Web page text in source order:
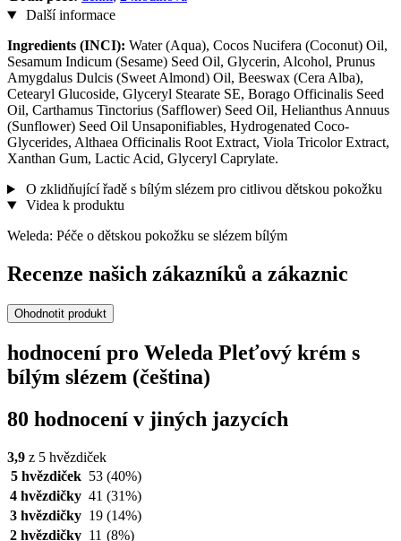
Další informace
Ingredients (INCI): Water (Aqua), Cocos Nucifera (Coconut) Oil,
Sesamum Indicum (Sesame) Seed Oil, Glycerin, Alcohol, Prunus
Amygdalus Dulcis (Sweet Almond) Oil, Beeswax (Cera Alba),
Cetearyl Glucoside, Glyceryl Stearate SE, Borago Officinalis Seed
Oil, Carthamus Tinctorius (Safflower) Seed Oil, Helianthus Annuus
(Sunflower) Seed Oil Unsaponifiables, Hydrogenated Coco-
Glycerides, Althaea Officinalis Root Extract, Viola Tricolor Extract,
Xanthan Gum, Lactic Acid, Glyceryl Caprylate.
O zklidňující řadě s bílým slézem pro citlivou dětskou pokožku
Videa k produktu
Weleda: Péče o dětskou pokožku se slézem bílým
Recenze našich zákazníků a zákaznic
Ohodnotit produkt
hodnocení pro Weleda Pleťový krém s
bílým slézem (čeština)
80 hodnocení v jiných jazycích
3,9 z 5 hvězdiček
5 hvězdiček 53 (40%)
4 hvězdičky 41 (31%)
3 hvězdičky 19 (14%)
2 hvězdičky 11 (8%)